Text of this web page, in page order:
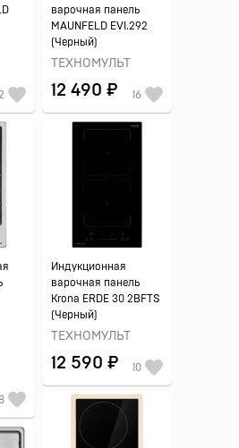
варочная панель
MAUNFELD EVI.292
(Черный)
ТЕХНОМУЛЬТ
12 490 ₽ 16
Индукционная
варочная панель
Krona ERDE 30 2BFTS
(Черный)
ТЕХНОМУЛЬТ
12 590 ₽ 10